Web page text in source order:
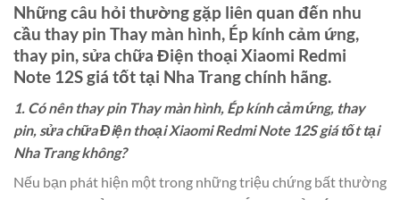
Những câu hỏi thường gặp liên quan đến nhu
cầu thay pin Thay màn hình, Ép kính cảm ứng,
thay pin, sửa chữa Điện thoại Xiaomi Redmi
Note 12S giá tốt tại Nha Trangchính hãng.
1. Có nên thay pin Thay màn hình, Ép kính cảm ứng, thay
pin, sửa chữa Điện thoại Xiaomi Redmi Note 12S giá tốt tại
Nha Trang không?
Nếu bạn phát hiện một trong những triệu chứng bất thường